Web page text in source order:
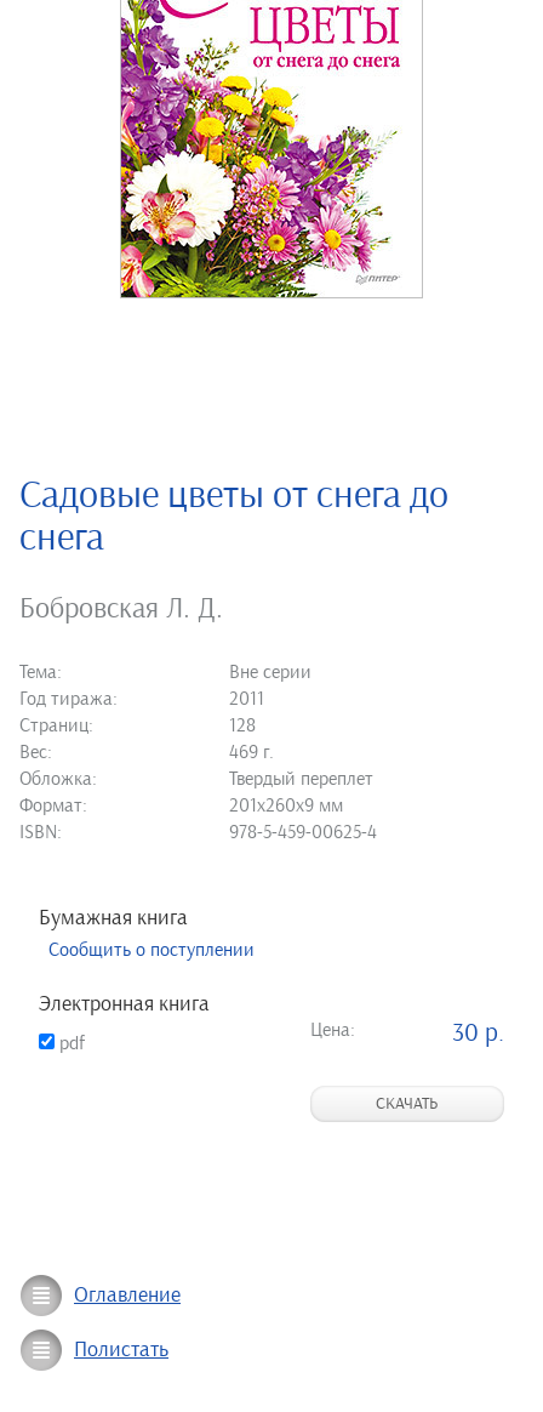
Садовые цветы от снега до
снега
Бобровская Л. Д.
Тема:
Вне серии
Год тиража:
2011
Страниц:
128
Вес:
469 г.
Обложка:
Твердый переплет
Формат:
201х260х9 мм
ISBN:
978-5-459-00625-4
Бумажная книга
Сообщить о поступлении
Электронная книга
pdf
Цена: 30 р.
СКАЧАТЬ
Оглавление
Полистать